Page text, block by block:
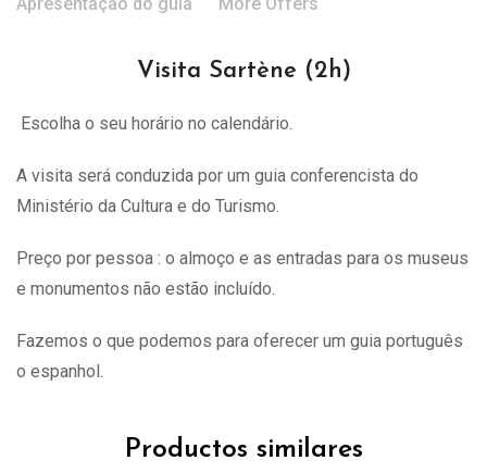
Apresentação do guia More Offers
Visita Sartène (2h)
Escolha o seu horário no calendário.
A visita será conduzida por um guia conferencista do
Ministério da Cultura e do Turismo.
Preço por pessoa : o almoço e as entradas para os museus
e monumentos não estão incluído.
Fazemos o que podemos para oferecer um guia português
o espanhol.
Productos similares